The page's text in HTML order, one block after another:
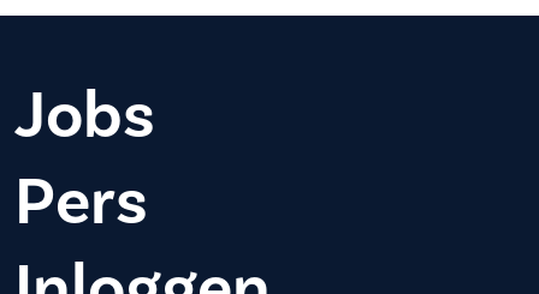
Jobs
Pers